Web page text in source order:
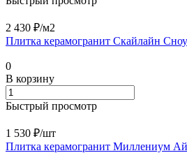
2 430 ₽/м2
Плитка керамогранит Скайлайн
0
В корзину
Быстрый просмотр
1 530 ₽/шт
Плитка керамогранит Миллениум